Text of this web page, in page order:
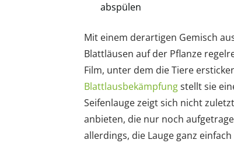
abspülen
Mit einem derartigen Gemisch
Blattläusen auf der Pflanze
Film, unter dem die Tiere
Blattlausbekämpfungstellt sie
Seifenlauge zeigt sich nicht
anbieten, die nur noch
allerdings, die Lauge ganz